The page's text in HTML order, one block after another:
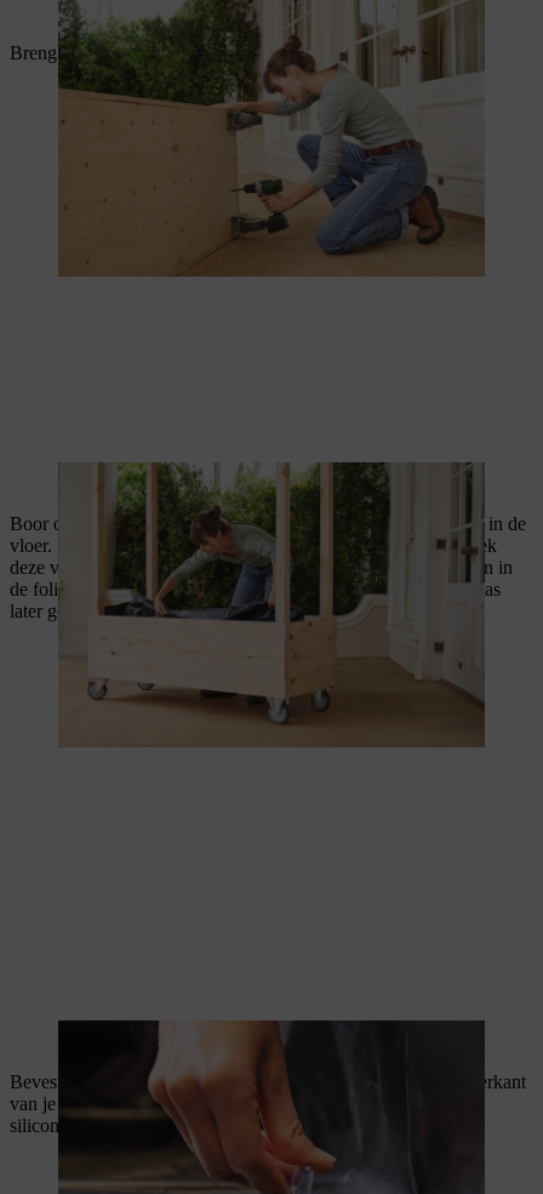
Dankzij de ontwateringsgaten kan water wegstromen.
Breng nu de vijverfolie aan en niet deze vast.
Vijverfolie wordt vastgeniet aan de tomatenkas.
Boor ook gaten in de vijverfolie op de plekken met openingen in de
vloer. Plaats kunststof leidingstukken aan de achterkant en steek
deze van binnenuit door de box omlaag, zodat ze door de gaten in
de folie passen. Zo kan het water uit je zelfgemaakte tomatenkas
later gemakkelijk weglopen.
Bevestig nu de platen van plexiglas op het dak en aan de achterkant
van je zelfgemaakte tomatenkas. Voor het afdichten is helder
silicone geschikt.